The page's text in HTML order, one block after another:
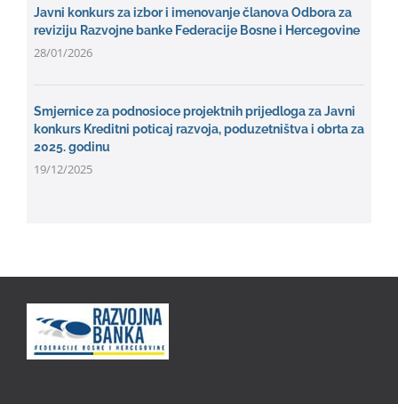
Javni konkurs za izbor i imenovanje članova Odbora za
reviziju Razvojne banke Federacije Bosne i Hercegovine
28/01/2026
Smjernice za podnosioce projektnih prijedloga za Javni
konkurs Kreditni poticaj razvoja, poduzetništva i obrta za
2025. godinu
19/12/2025